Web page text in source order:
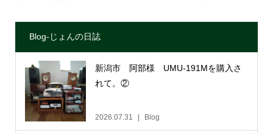
Blog-じょんの日誌
新潟市 阿部様 UMU-191Mを購入さ
れて。②
2026.07.31 Blog